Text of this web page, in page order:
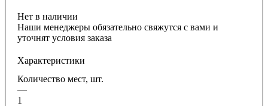
Нет в наличии
Наши менеджеры обязательно свяжутся с вами и
уточнят условия заказа
Характеристики
Количество мест, шт.
—
1